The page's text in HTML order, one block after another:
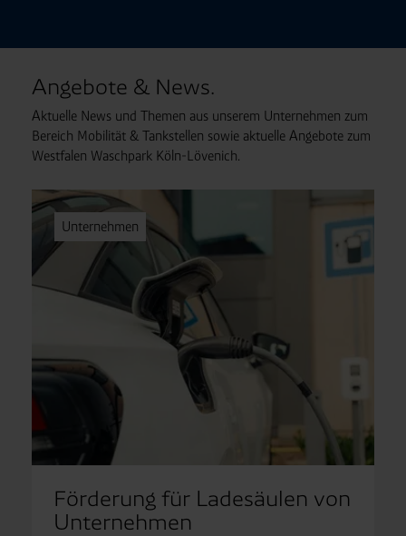
Angebote & News.
Aktuelle News und Themen aus unserem Unternehmen zum
Bereich Mobilität & Tankstellen sowie aktuelle Angebote zum
Westfalen Waschpark Köln-Lövenich.
Unternehmen
Förderung für Ladesäulen von
Unternehmen